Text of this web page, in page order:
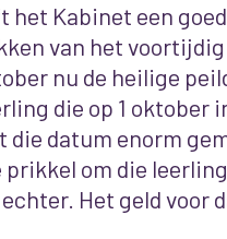
Kabinet een
van het
nu de heilige
die op 1 oktober
die datum enorm
om die
Het geld voor